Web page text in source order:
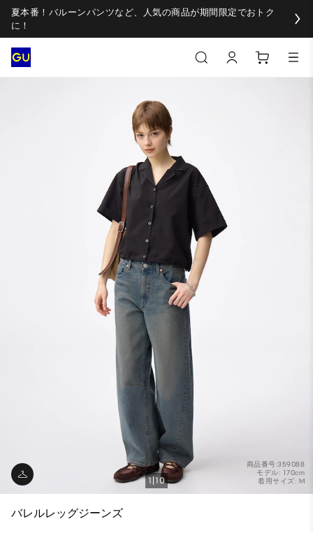
夏本番！バルーンパンツなど、人気の商品が期間限定でおトク
に！
商品番号:359088
モデル: 170cm
着用サイズ: M
1 10
バレルレッグジーンズ